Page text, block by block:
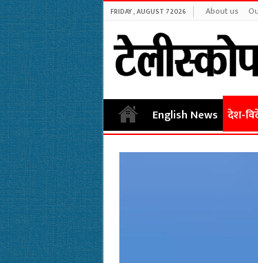
FRIDAY , AUGUST 7 2026 About us
English News देश-